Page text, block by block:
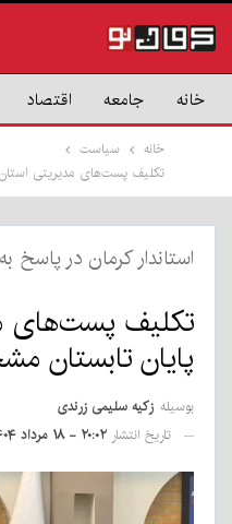
خانه جامعه اقتصاد
خانه
سیاست
تکلیف پست‌های مدیریتی
استاندار کرمان در پاسخ
تکلیف پست‌های
پایان
بوسیله زکیه سلیمی زرندی
تاریخ انتشار ۲۰:۰۲ - ۱۸ مرداد ۱۴۰۴